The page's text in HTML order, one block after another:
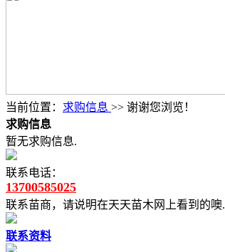
当前位置： 求购信息 >> 谢谢您浏览！
求购信息
暂无求购信息.
联系电话：
13700585025
联系苗商，请说明在天天苗木网上看到的噢.
联系资料